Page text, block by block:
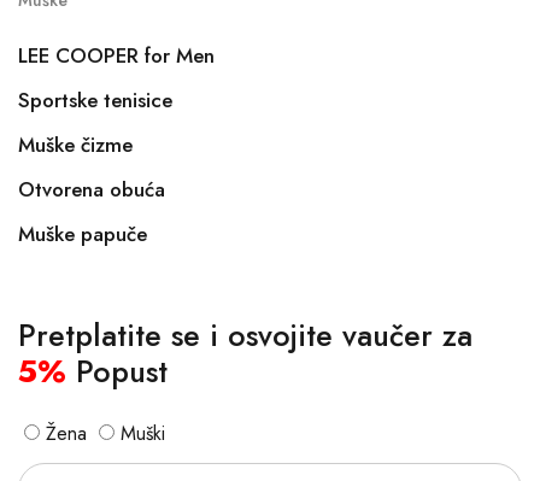
LEE COOPER for Men
Sportske tenisice
Muške čizme
Otvorena obuća
Muške papuče
Pretplatite se i osvojite vaučer za
5% Popust
Žena Muški